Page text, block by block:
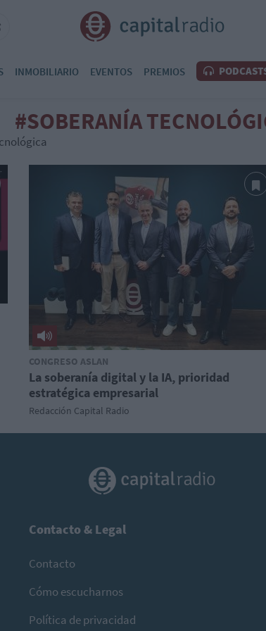
INMOBILIARIO EVENTOS PREMIOS
#SOBERANÍA
CONGRESO ASLAN
La soberanía digital y la IA, prioridad
estratégica empresarial
Redacción Capital Radio
Contacto & Legal
Contacto
Cómo escucharnos
Política de privacidad